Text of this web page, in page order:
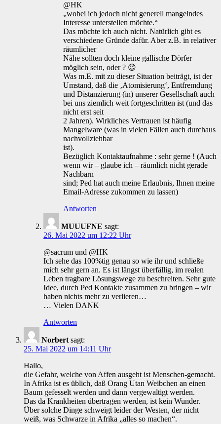
@HK
„wobei ich jedoch nicht generell mangelndes
Interesse unterstellen möchte.“
Das möchte ich auch nicht. Natürlich gibt es
verschiedene Gründe dafür. Aber z.B. in relativer
räumlicher
Nähe sollten doch kleine gallische Dörfer
möglich sein, oder ? 😉
Was m.E. mit zu dieser Situation beiträgt, ist der
Umstand, daß die ‚Atomisierung‘, Entfremdung
und Distanzierung (in) unserer Gesellschaft auch
bei uns ziemlich weit fortgeschritten ist (und das
nicht erst seit
2 Jahren). Wirkliches Vertrauen ist häufig
Mangelware (was in vielen Fällen auch durchaus
nachvollziehbar
ist).
Bezüglich Kontaktaufnahme : sehr gerne ! (Auch
wenn wir – glaube ich – räumlich nicht gerade
Nachbarn
sind; Ped hat auch meine Erlaubnis, Ihnen meine
Email-Adresse zukommen zu lassen)
Antworten
MUUUFNE sagt:
26. Mai 2022 um 12:22 Uhr
@sacrum und @HK
Ich sehe das 100%tig genau so wie ihr und schließe
mich sehr gern an. Es ist längst überfällig, im realen
Leben tragbare Lösungswege zu beschreiten. Sehr gute
Idee, durch Ped Kontakte zusammen zu bringen – wir
haben nichts mehr zu verlieren…
… Vielen DANK
Antworten
Norbert sagt:
25. Mai 2022 um 14:11 Uhr
Hallo,
die Gefahr, welche von Affen ausgeht ist Menschen-gemacht.
In Afrika ist es üblich, daß Orang Utan Weibchen an einen
Baum gefesselt werden und dann vergewaltigt werden.
Das da Krankheiten übertragen werden, ist kein Wunder.
Über solche Dinge schweigt leider der Westen, der nicht
weiß, was Schwarze in Afrika „alles so machen“.